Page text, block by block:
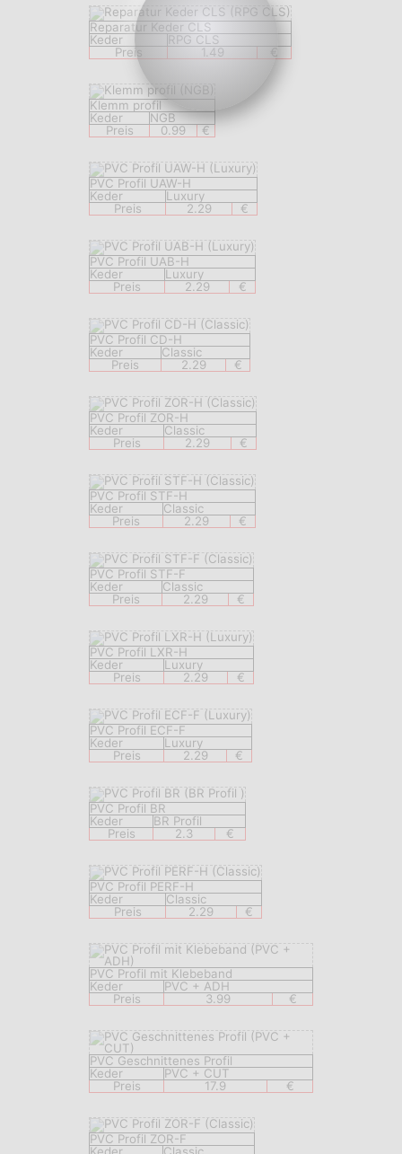
Reparatur Keder CLS
Keder
RPG CLS
Preis
1.49 €
Klemm profil
Keder
NGB
Preis
0.99 €
PVC Profil UAW-H
Keder
Luxury
Preis
2.29 €
PVC Profil UAB-H
Keder
Luxury
Preis
2.29 €
PVC Profil CD-H
Keder
Classic
Preis
2.29 €
PVC Profil ZOR-H
Keder
Classic
Preis
2.29 €
PVC Profil STF-H
Keder
Classic
Preis
2.29 €
PVC Profil STF-F
Keder
Classic
Preis
2.29 €
PVC Profil LXR-H
Keder
Luxury
Preis
2.29 €
PVC Profil ECF-F
Keder
Luxury
Preis
2.29 €
PVC Profil BR
Keder
BR Profil
Preis
2.3 €
PVC Profil PERF-H
Keder
Classic
Preis
2.29 €
PVC Profil mit Klebeband
Keder
PVC + ADH
Preis
3.99 €
PVC Geschnittenes Profil
Keder
PVC + CUT
Preis
17.9 €
PVC Profil ZOR-F